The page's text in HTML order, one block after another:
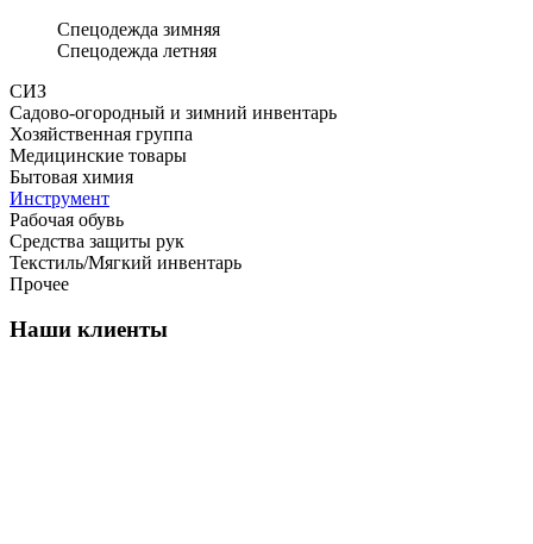
Спецодежда зимняя
Спецодежда летняя
СИЗ
Садово-огородный и зимний инвентарь
Хозяйственная группа
Медицинские товары
Бытовая химия
Инструмент
Рабочая обувь
Средства защиты рук
Текстиль/Мягкий инвентарь
Прочее
Наши клиенты